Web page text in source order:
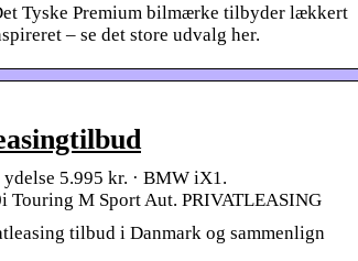
Tyske Premium bilmærke tilbyder lækkert
– se det store udvalg her.
5.995 kr. · BMW iX1.
Touring M Sport Aut. PRIVATLEASING
tilbud i Danmark og sammenlign